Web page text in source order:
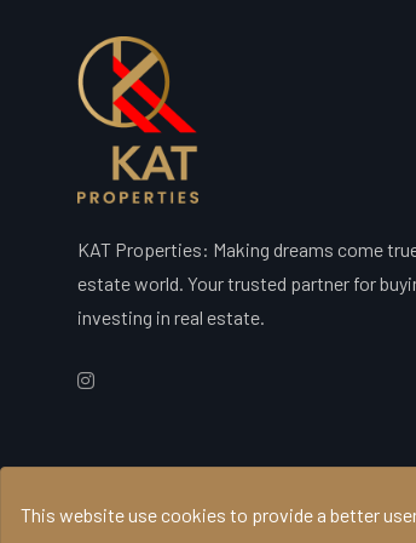
KAT Properties: Making dreams come
estate world. Your trusted partner for
investing in real estate.
This website use cookies to provide a better
© 2026 KAT Properties, All Rights Reserved -